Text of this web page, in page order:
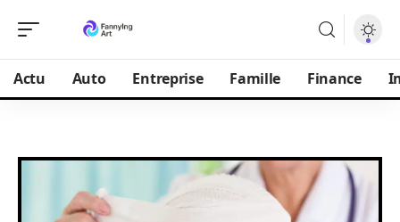
Actu Auto Entreprise Famille Finance